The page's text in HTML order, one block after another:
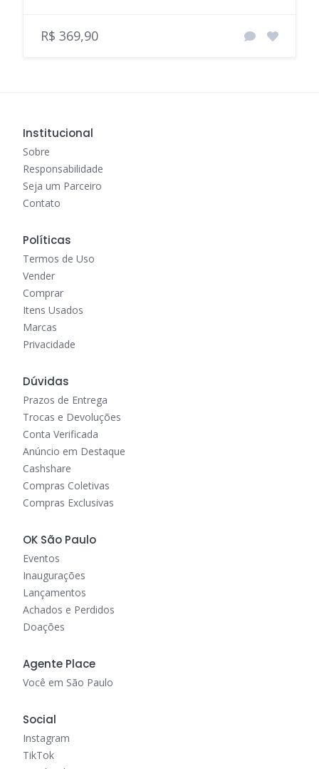
R$ 369,90
Institucional
Sobre
Responsabilidade
Seja um Parceiro
Contato
Políticas
Termos de Uso
Vender
Comprar
Itens Usados
Marcas
Privacidade
Dúvidas
Prazos de Entrega
Trocas e Devoluções
Conta Verificada
Anúncio em Destaque
Cashshare
Compras Coletivas
Compras Exclusivas
OK São Paulo
Eventos
Inaugurações
Lançamentos
Achados e Perdidos
Doações
Agente Place
Você em São Paulo
Social
Instagram
TikTok